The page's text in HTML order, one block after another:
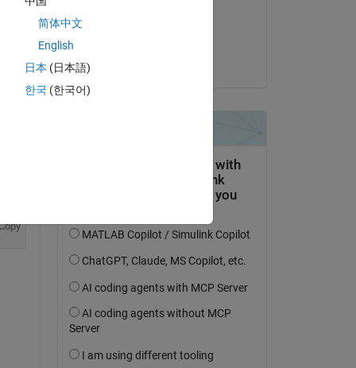
简体中文
English
日本 (日本語)
한국 (한국어)